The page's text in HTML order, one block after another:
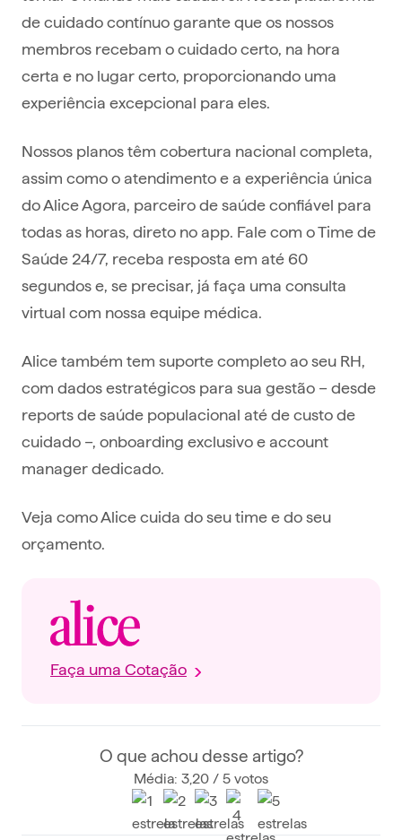
de cuidado contínuo garante que os nossos
membros recebam o cuidado certo, na hora
certa e no lugar certo, proporcionando uma
experiência excepcional para eles.
Nossos planos têm cobertura nacional completa,
assim como o atendimento e a experiência única
do Alice Agora, parceiro de saúde confiável para
todas as horas, direto no app. Fale com o Time de
Saúde 24/7, receba resposta em até 60
segundos e, se precisar, já faça uma consulta
virtual com nossa equipe médica.
Alice também tem suporte completo ao seu RH,
com dados estratégicos para sua gestão – desde
reports de saúde populacional até de custo de
cuidado –, onboarding exclusivo e account
manager dedicado.
Veja como Alice cuida do seu time e do seu
orçamento.
Faça uma Cotação
O que achou desse artigo?
Média: 3,20 / 5 votos